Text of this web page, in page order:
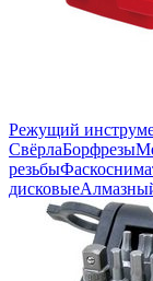
Режущий
СвёрлаБорфрезы
резьбы
дисковые